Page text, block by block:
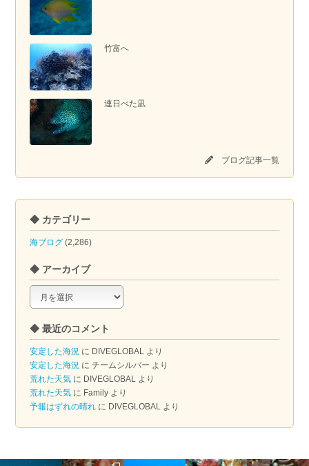
竹富へ
連日べた凪
ブログ記事一覧
◆ カテゴリー
海ブログ (2,286)
◆ アーカイブ
ア
カ
イ
ブ
◆ 最近のコメント
安定した海況 に DIVEGLOBAL より
安定した海況 にチームシルバー より
荒れた天気 に DIVEGLOBAL より
荒れた天気 に Family より
予報はずれの晴れ に DIVEGLOBAL より